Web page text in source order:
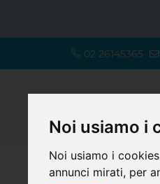
Noi usiamo i
Noi usiamo i
annunci mirati, per
02 26145365